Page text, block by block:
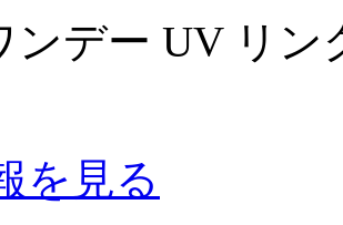
ンデー UV リン
を見る